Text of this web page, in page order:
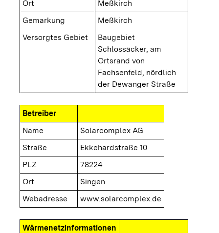
Ort
Meßkirch
Gemarkung
Meßkirch
Versorgtes Gebiet
Baugebiet
Schlossäcker, am
Ortsrand von
Fachsenfeld, nördlich
der Dewanger Straße
Betreiber
Name
Solarcomplex AG
Straße
Ekkehardstraße 10
PLZ
78224
Ort
Singen
Webadresse
www.solarcomplex.de
Wärmenetzinformationen